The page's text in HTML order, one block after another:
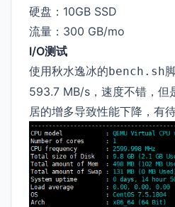
硬盘：10GB SSD
流量：300 GB/mo
I/O测试
使用秋水逸冰的 bench.sh
593.7 MB/s，速度不错，但
居的增多导致性能下降，有